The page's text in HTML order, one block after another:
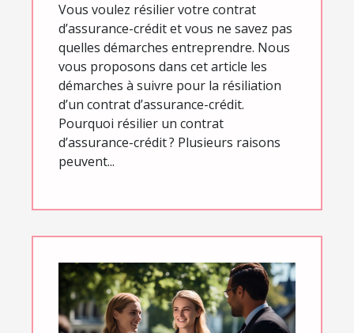
Vous voulez résilier votre contrat
d’assurance-crédit et vous ne savez pas
quelles démarches entreprendre. Nous
vous proposons dans cet article les
démarches à suivre pour la résiliation
d’un contrat d’assurance-crédit.
Pourquoi résilier un contrat
d’assurance-crédit ? Plusieurs raisons
peuvent...